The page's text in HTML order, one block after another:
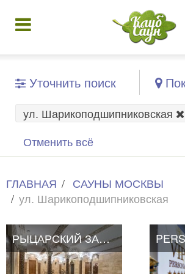
Уточнить поиск
ул. Шарикоподшипниковская
Отменить всё
ГЛАВНАЯ
САУНЫ МОСКВЫ
ул. Шарикоподшипниковская
РЫЦАРСКИЙ ЗАМОК